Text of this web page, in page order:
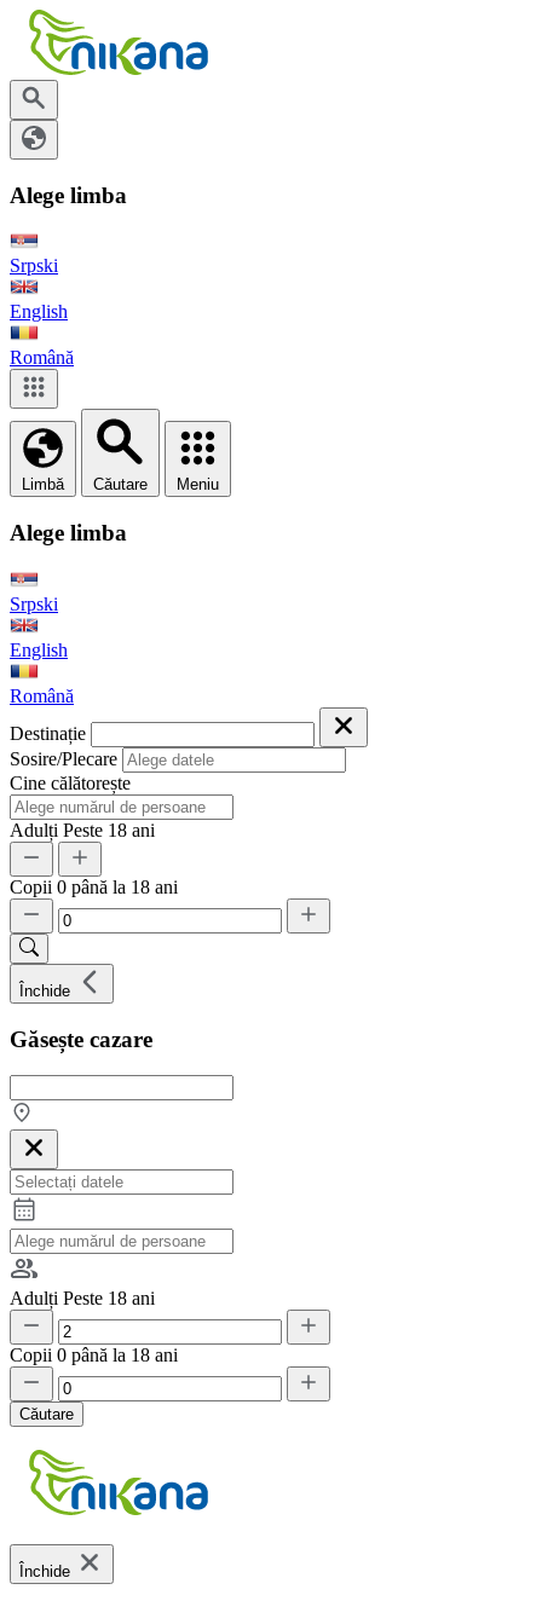
Alege limba
Srpski
English
Română
Limbă Căutare Meniu
Alege limba
Srpski
English
Română
Destinație
Sosire/Plecare
Cine călătorește
Adulți Peste 18 ani
Copii 0 până la 18 ani
Închide
Găsește cazare
Adulți Peste 18 ani
Copii 0 până la 18 ani
Căutare
Închide